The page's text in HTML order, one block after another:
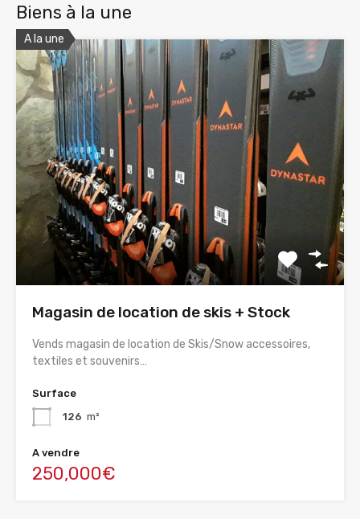
Biens à la une
A la une
Magasin de location de skis + Stock
Vends magasin de location de Skis/Snow accessoires,
textiles et souvenirs…
Surface
126 m²
A vendre
250,000€